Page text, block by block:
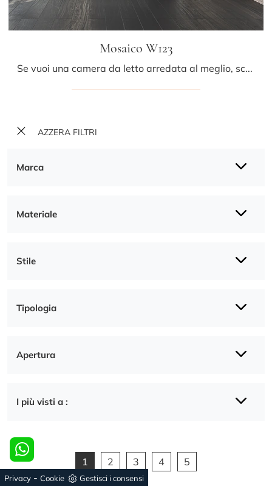
AZZERA FILTRI
Marca
Materiale
Stile
Tipologia
Apertura
I più visti a :
Mosaico W123
Se vuoi una camera da letto arredata al meglio, scegli l'armadio Mosaico W123 con ante scorrevoli di Colombini Casa!
1 2 3 4 5
Privacy - Cookie Gestisci i consensi